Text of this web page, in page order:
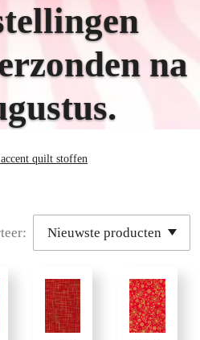
na
quilt stoffen